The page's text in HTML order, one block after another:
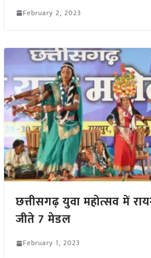
February 2, 2023
छत्तीसगढ़ युवा महोत्सव में
जीते 7 मेडल
February 1, 2023